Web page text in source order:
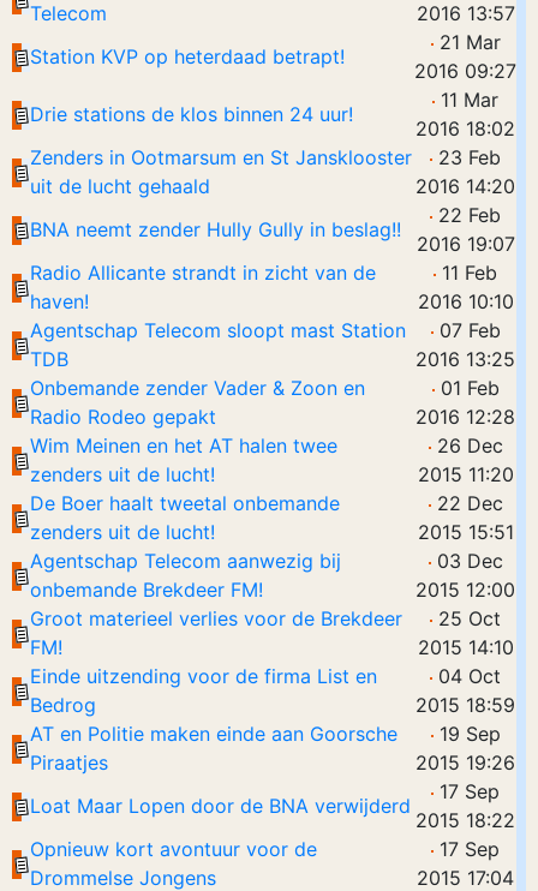
Telecom
2016 13:57
Station KVP op heterdaad betrapt!
21 Mar
2016 09:27
Drie stations de klos binnen 24 uur!
11 Mar
2016 18:02
Zenders in Ootmarsum en St Jansklooster
uit de lucht gehaald
23 Feb
2016 14:20
BNA neemt zender Hully Gully in beslag!!
22 Feb
2016 19:07
Radio Allicante strandt in zicht van de
haven!
11 Feb
2016 10:10
Agentschap Telecom sloopt mast Station
TDB
07 Feb
2016 13:25
Onbemande zender Vader & Zoon en
Radio Rodeo gepakt
01 Feb
2016 12:28
Wim Meinen en het AT halen twee
zenders uit de lucht!
26 Dec
2015 11:20
De Boer haalt tweetal onbemande
zenders uit de lucht!
22 Dec
2015 15:51
Agentschap Telecom aanwezig bij
onbemande Brekdeer FM!
03 Dec
2015 12:00
Groot materieel verlies voor de Brekdeer
FM!
25 Oct
2015 14:10
Einde uitzending voor de firma List en
Bedrog
04 Oct
2015 18:59
AT en Politie maken einde aan Goorsche
Piraatjes
19 Sep
2015 19:26
Loat Maar Lopen door de BNA verwijderd
17 Sep
2015 18:22
Opnieuw kort avontuur voor de
Drommelse Jongens
17 Sep
2015 17:04